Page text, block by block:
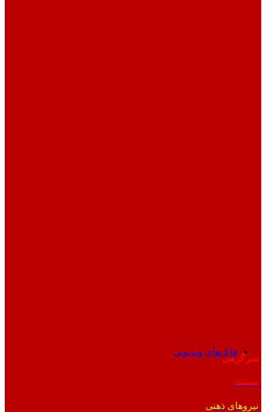
فایل‌های ویدیویی
سرگرمی
مستند
نیروهای ذهنی